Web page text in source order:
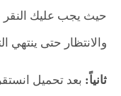
حيث يجب عليك النقر
والانتظار حتى ينتهي
ثانياً: بعد تحميل